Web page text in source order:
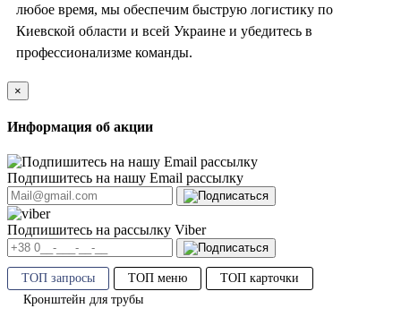
любое время, мы обеспечим быструю логистику по
Киевской области и всей Украине и убедитесь в
профессионализме команды.
×
Информация об акции
Подпишитесь на нашу Email рассылку
Подпишитесь на рассылку Viber
ТОП запросы ТОП меню
ТОП карточки
Кронштейн для трубы